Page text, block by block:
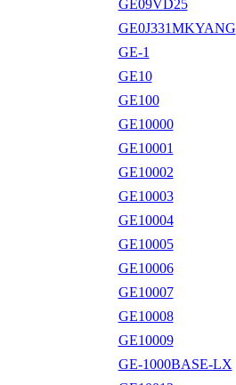
GE09VD25
GE0J331MKYANG
GE-1
GE10
GE100
GE10000
GE10001
GE10002
GE10003
GE10004
GE10005
GE10006
GE10007
GE10008
GE10009
GE-1000BASE-LX